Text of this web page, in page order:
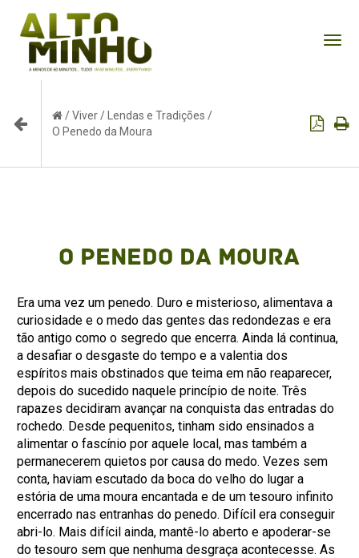
/Viver/ Lendas e Tradições /
O Penedo da Moura
O Penedo da Moura
Era uma vez um penedo. Duro e misterioso, alimentava a
curiosidade e o medo das gentes das redondezas e era
tão antigo como o segredo que encerra. Ainda lá continua,
a desafiar o desgaste do tempo e a valentia dos
espíritos mais obstinados que teima em não reaparecer,
depois do sucedido naquele princípio de noite. Três
rapazes decidiram avançar na conquista das entradas do
rochedo. Desde pequenitos, tinham sido ensinados a
alimentar o fascínio por aquele local, mas também a
permanecerem quietos por causa do medo. Vezes sem
conta, haviam escutado da boca do velho do lugar a
estória de uma moura encantada e de um tesouro infinito
encerrado nas entranhas do penedo. Difícil era conseguir
abri-lo. Mais difícil ainda, mantê-lo aberto e apoderar-se
do tesouro sem que nenhuma desgraça acontecesse. As